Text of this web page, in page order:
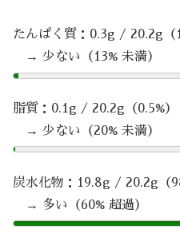
たんぱく質：0.3g / 20.2g（
→ 少ない（13% 未満）
脂質：0.1g / 20.2g（0.5%）
→ 少ない（20% 未満）
炭水化物：19.8g / 20.2g（
→ 多い（60% 超過）